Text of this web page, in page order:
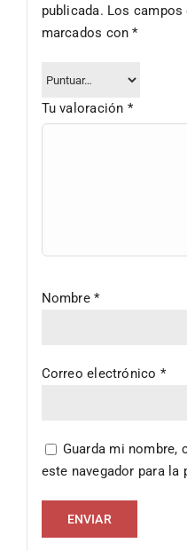
publicada. Los
marcados con*
Tu valoración *
Nombre*
Correo electrónico *
Guarda mi nombre,
este navegador para la